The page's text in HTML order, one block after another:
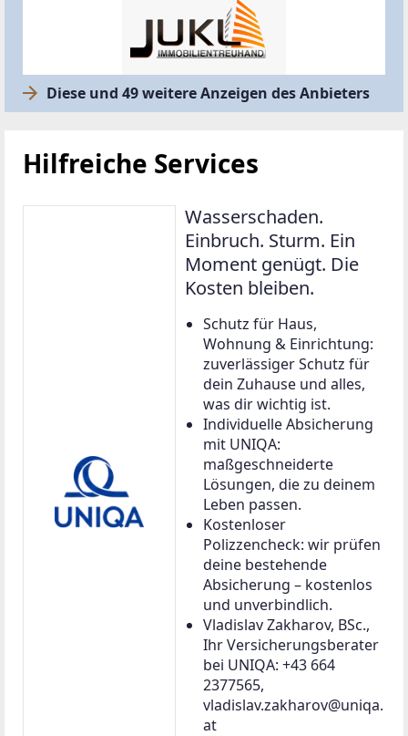
Diese und 49 weitere Anzeigen des Anbieters
Hilfreiche Services
Wasserschaden.
Einbruch. Sturm. Ein
Moment genügt. Die
Kosten bleiben.
Schutz für Haus,
Wohnung & Einrichtung:
zuverlässiger Schutz für
dein Zuhause und alles,
was dir wichtig ist.
Individuelle Absicherung
mit UNIQA:
maßgeschneiderte
Lösungen, die zu deinem
Leben passen.
Kostenloser
Polizzencheck: wir prüfen
deine bestehende
Absicherung – kostenlos
und unverbindlich.
Vladislav Zakharov, BSc.,
Ihr Versicherungsberater
bei UNIQA: +43 664
2377565,
vladislav.zakharov@uniqa.
at